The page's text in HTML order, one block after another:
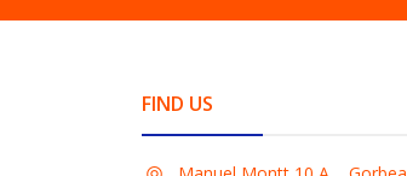
FIND US